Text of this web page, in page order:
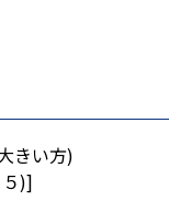
きい方)
)]